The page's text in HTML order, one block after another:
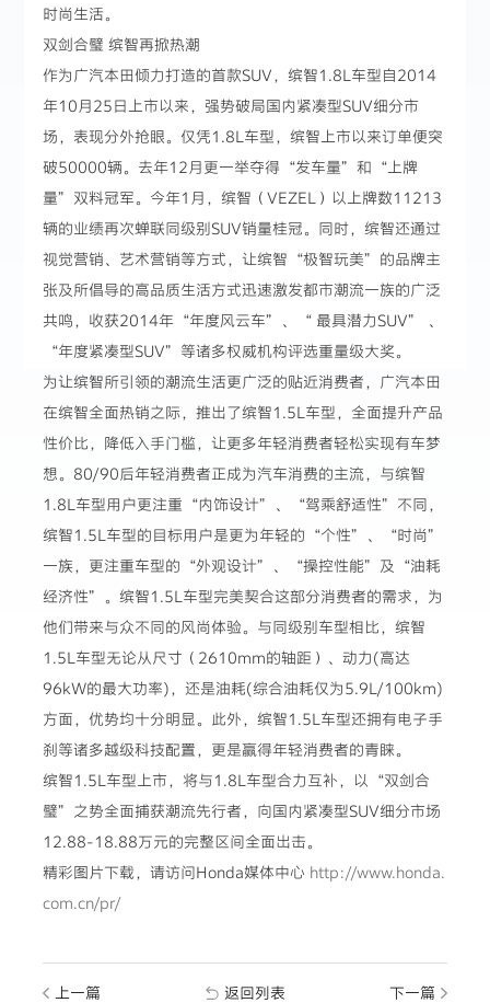
时尚生活。
双剑合璧 缤智再掀热潮
作为广汽本田倾力打造的首款SUV，缤智1.8L车型自2014
年10月25日上市以来，强势破局国内紧凑型SUV细分市
场，表现分外抢眼。仅凭1.8L车型，缤智上市以来订单便突
破50000辆。去年12月更一举夺得“发车量”和“上牌
量”双料冠军。今年1月，缤智（VEZEL）以上牌数11213
辆的业绩再次蝉联同级别SUV销量桂冠。同时，缤智还通过
视觉营销、艺术营销等方式，让缤智“极智玩美”的品牌主
张及所倡导的高品质生活方式迅速激发都市潮流一族的广泛
共鸣，收获2014年“年度风云车”、“ 最具潜力SUV” 、
“年度紧凑型SUV”等诸多权威机构评选重量级大奖。
为让缤智所引领的潮流生活更广泛的贴近消费者，广汽本田
在缤智全面热销之际，推出了缤智1.5L车型，全面提升产品
性价比，降低入手门槛，让更多年轻消费者轻松实现有车梦
想。80/90后年轻消费者正成为汽车消费的主流，与缤智
1.8L车型用户更注重“内饰设计”、“驾乘舒适性”不同，
缤智1.5L车型的目标用户是更为年轻的“个性”、“时尚”
一族，更注重车型的“外观设计”、“操控性能”及“油耗
经济性”。缤智1.5L车型完美契合这部分消费者的需求，为
他们带来与众不同的风尚体验。与同级别车型相比，缤智
1.5L车型无论从尺寸（2610mm的轴距）、动力(高达
96kW的最大功率)，还是油耗(综合油耗仅为5.9L/100km)
方面，优势均十分明显。此外，缤智1.5L车型还拥有电子手
刹等诸多越级科技配置，更是赢得年轻消费者的青睐。
缤智1.5L车型上市，将与1.8L车型合力互补，以“双剑合
璧”之势全面捕获潮流先行者，向国内紧凑型SUV细分市场
12.88-18.88万元的完整区间全面出击。
精彩图片下载，请访问Honda媒体中心 http://www.honda.
com.cn/pr/
上一篇 返回列表 下一篇